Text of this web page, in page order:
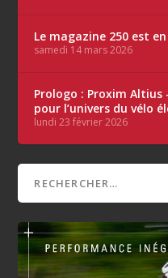
Le magazine 250 est
samedi 14 mars 2026
Prologo : Proxim Altius
pour l’univers du vélo
lundi 23 février 2026